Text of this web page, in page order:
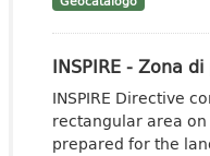
INSPIRE - Zona
INSPIRE Directive
rectangular area
prepared for the